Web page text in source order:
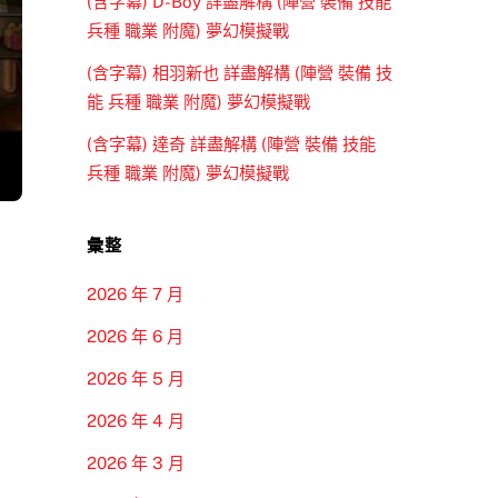
兵種 職業 附魔) 夢幻模擬戰
(含字幕) 相羽新也 詳盡解構 (陣營 裝備 技
能 兵種 職業 附魔) 夢幻模擬戰
(含字幕) 達奇 詳盡解構 (陣營 裝備 技能
兵種 職業 附魔) 夢幻模擬戰
彙整
2026 年 7 月
2026 年 6 月
2026 年 5 月
2026 年 4 月
2026 年 3 月